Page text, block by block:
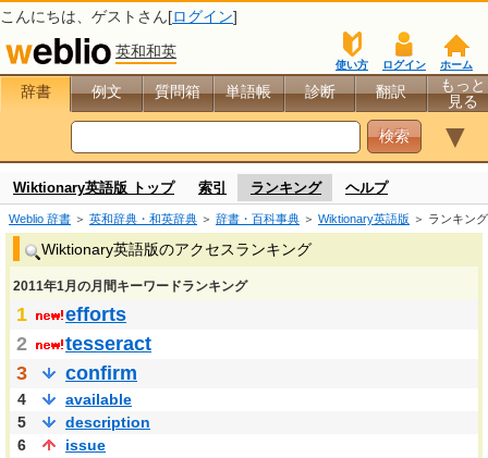
こんにちは、 ゲスト さん[ログイン]
英和和英
ホーム
ログイン
使い方
辞書 例文 質問箱 単語帳 診断 翻訳
もっと
見る
▼
Wiktionary英語版 トップ 索引 ランキング ヘルプ
Weblio 辞書 ＞ 英和辞典・和英辞典 ＞ 辞書・百科事典 ＞ Wiktionary英語版 ＞ ランキング
Wiktionary英語版のアクセスランキング
2011年1月の月間キーワードランキング
1
efforts
2
tesseract
3
confirm
4
available
5
description
6
issue